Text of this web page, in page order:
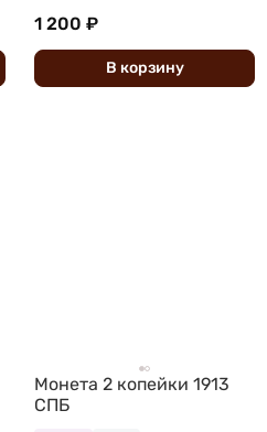
1 200 ₽
В корзину
Монета 2 копейки 1913
СПБ